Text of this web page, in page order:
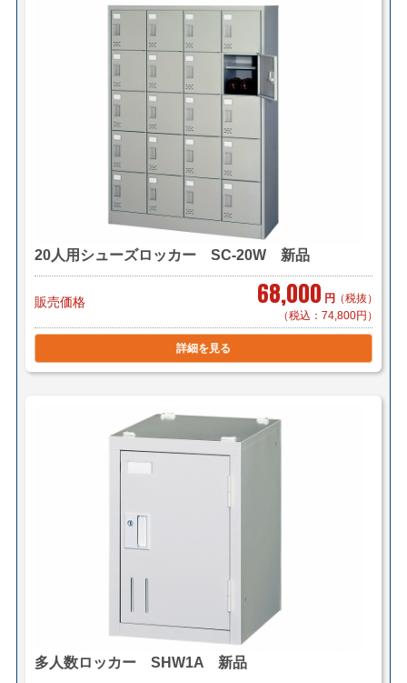
＊店頭引き渡し可能です。（要事前連絡）
20人用シューズロッカー SC-20W 新品
販売価格 68,000 円 （税抜）
（税込：74,800円）
詳細を見る
多人数ロッカー SHW1A 新品